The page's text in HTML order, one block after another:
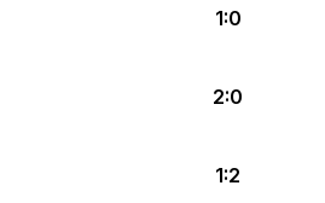
1:0
2:0
1:2